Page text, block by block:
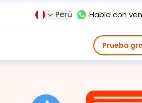
Perú Habla con
Prueba